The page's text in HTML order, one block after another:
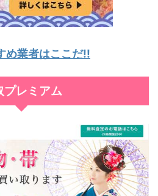
め業者はここだ!!
プレミアム